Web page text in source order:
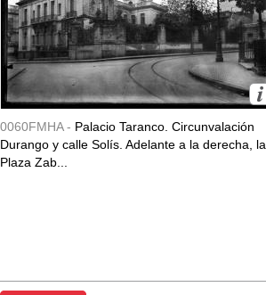
0060FMHA - Palacio Taranco. Circunvalación
Durango y calle Solís. Adelante a la derecha, la
Plaza Zab...